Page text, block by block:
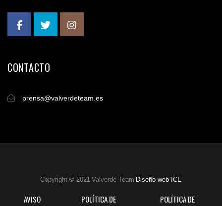
CONTACTO
prensa@valverdeteam.es
Copyright © 2021 Valverde Team Diseño web ICE
AVISO
POLÍTICA DE
POLÍTICA DE